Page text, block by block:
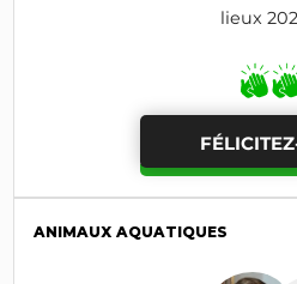
lieux
ANIMAUX AQUATIQUES